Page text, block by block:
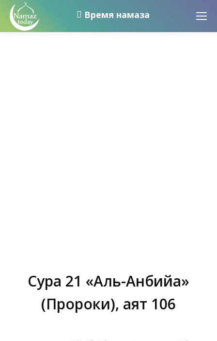
Время намаза
Сура 21 «Аль-Анбийа»
(Пророки), аят 106